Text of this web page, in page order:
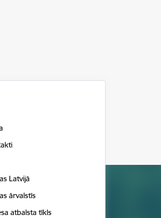
Latvijā
ārvalstīs
atbalsta tīkls